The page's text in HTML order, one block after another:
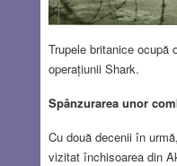
Trupele britanice ocupă
operațiunii Shark.
Spânzurarea unor
Cu două decenii în
vizitat închisoarea din